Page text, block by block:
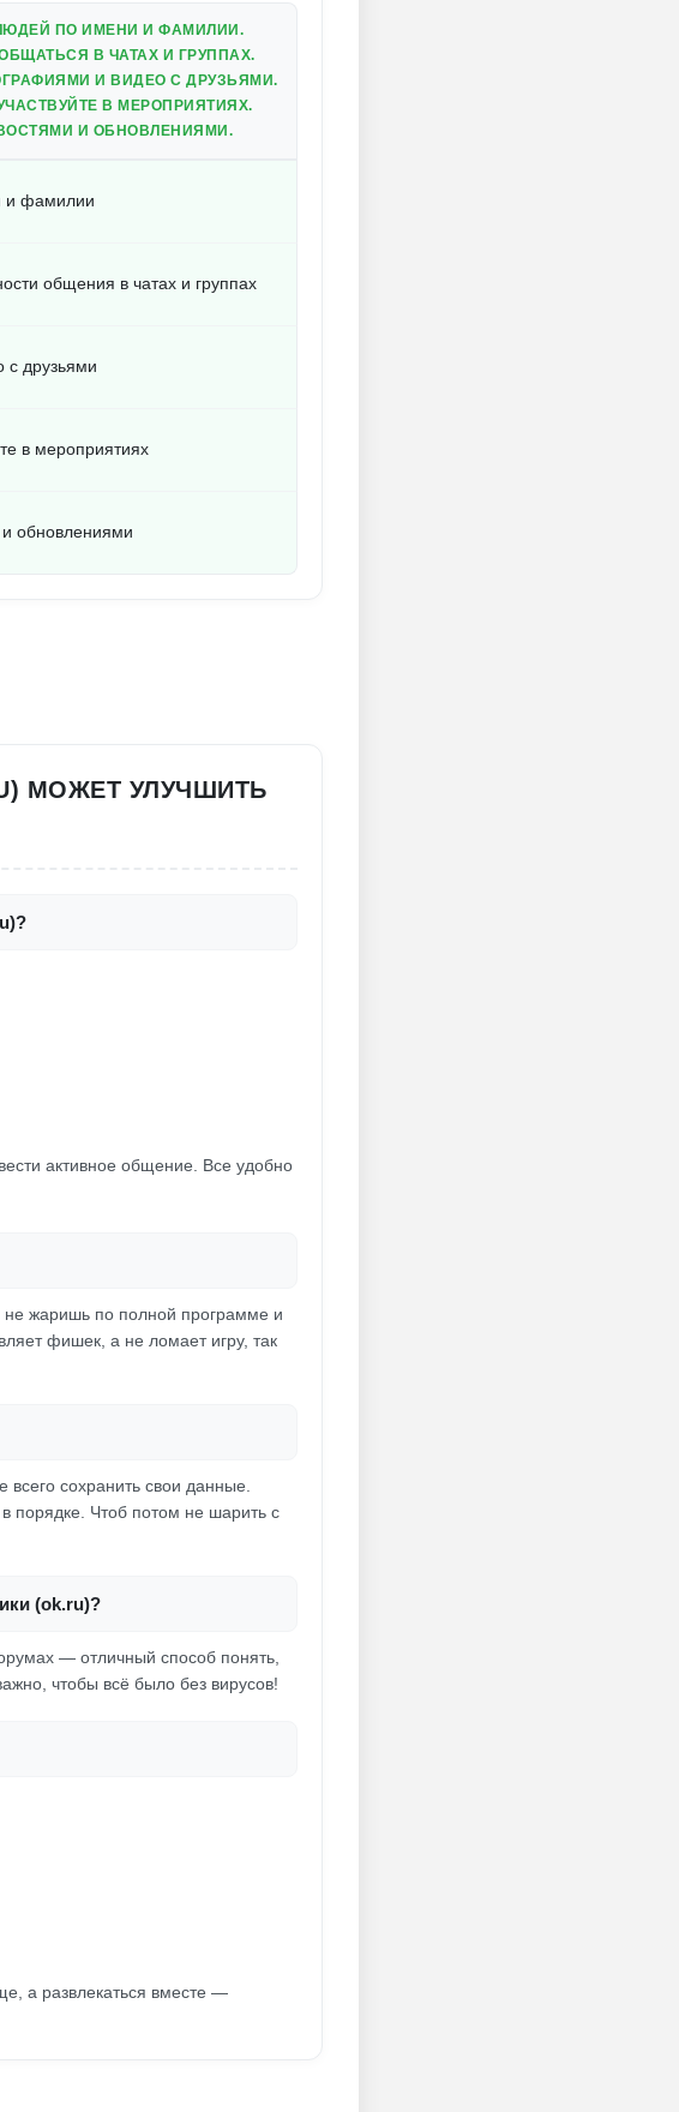
ПО ИМЕНИ И ФАМИЛИИ.
В ЧАТАХ И ГРУППАХ.
И ВИДЕО С ДРУЗЬЯМИ.
В МЕРОПРИЯТИЯХ.
И ОБНОВЛЕНИЯМИ.
и фамилии
общения в чатах и группах
с друзьями
в мероприятиях
обновлениями
МОЖЕТ УЛУЧШИТЬ
активное общение. Все удобно
не жаришь по полной программе и
фишек, а не ломает игру, так
сохранить свои данные.
порядке. Чтоб потом не шарить с
(ok.ru)?
— отличный способ понять,
чтобы всё было без вирусов!
а развлекаться вместе —